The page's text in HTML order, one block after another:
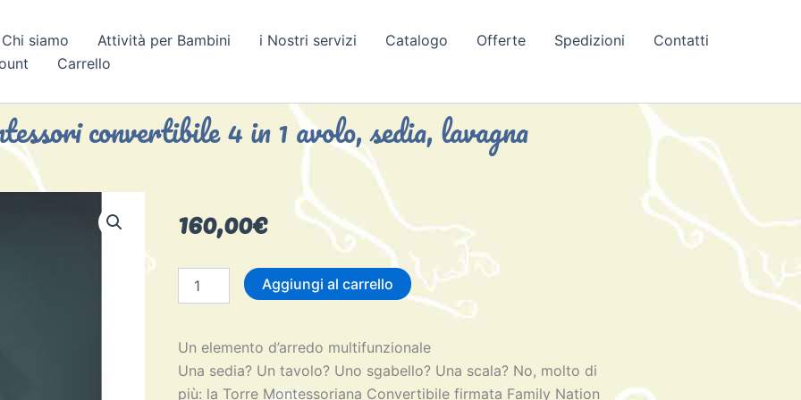
Chi siamo Attività per Bambini i Nostri servizi Catalogo Offerte Spedizioni
Contatti
Carrello
convertibile 4 in 1 avolo, sedia, lavagna
160,00€
Montessori
in
1
Aggiungi al carrello
Un elemento d’arredo multifunzionale
Una sedia? Un tavolo? Uno sgabello? Una scala? No, molto di
più: la Torre Montessoriana Convertibile firmata Family Nation